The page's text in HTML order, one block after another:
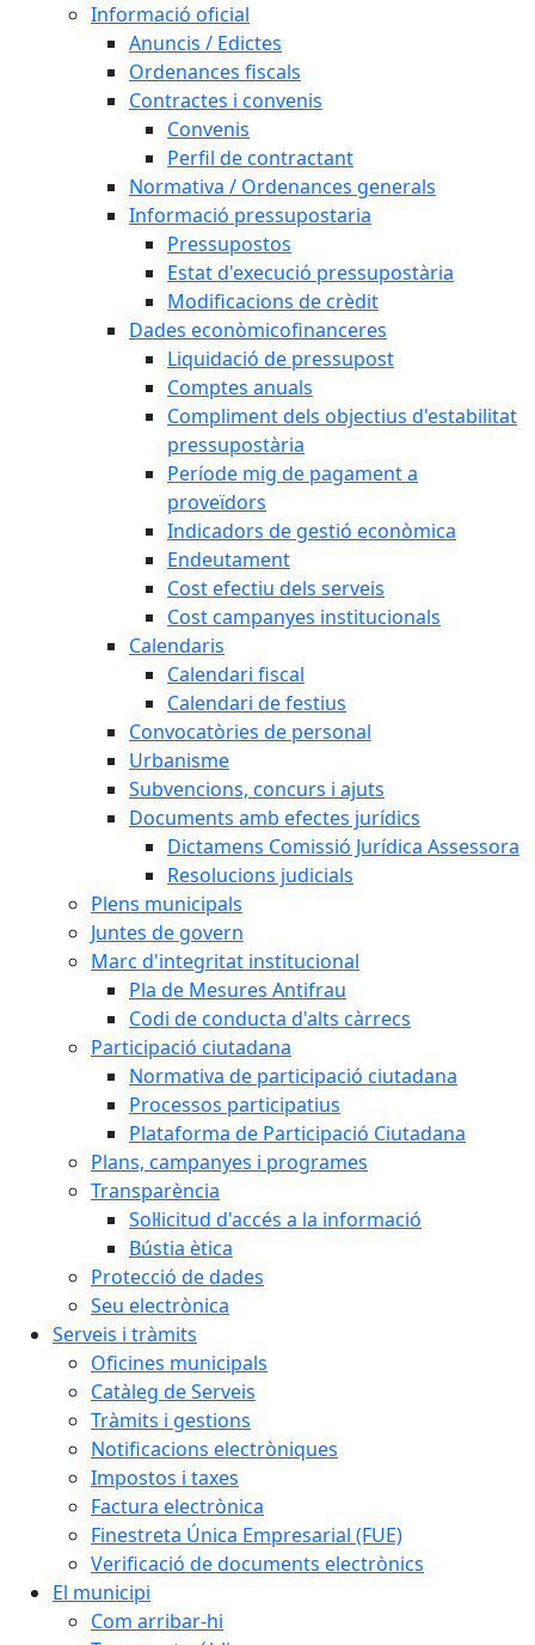
Informació oficial
Anuncis / Edictes
Ordenances fiscals
Contractes i convenis
Convenis
Perfil de contractant
Normativa / Ordenances generals
Informació pressupostaria
Pressupostos
Estat d'execució pressupostària
Modificacions de crèdit
Dades econòmicofinanceres
Liquidació de pressupost
Comptes anuals
Compliment dels objectius d'estabilitat
pressupostària
Període mig de pagament a
proveïdors
Indicadors de gestió econòmica
Endeutament
Cost efectiu dels serveis
Cost campanyes institucionals
Calendaris
Calendari fiscal
Calendari de festius
Convocatòries de personal
Urbanisme
Subvencions, concurs i ajuts
Documents amb efectes jurídics
Dictamens Comissió Jurídica Assessora
Resolucions judicials
Plens municipals
Juntes de govern
Marc d'integritat institucional
Pla de Mesures Antifrau
Codi de conducta d'alts càrrecs
Participació ciutadana
Normativa de participació ciutadana
Processos participatius
Plataforma de Participació Ciutadana
Plans, campanyes i programes
Transparència
Sol·licitud d'accés a la informació
Bústia ètica
Protecció de dades
Seu electrònica
Serveis i tràmits
Oficines municipals
Catàleg de Serveis
Tràmits i gestions
Notificacions electròniques
Impostos i taxes
Factura electrònica
Finestreta Única Empresarial (FUE)
Verificació de documents electrònics
El municipi
Com arribar-hi